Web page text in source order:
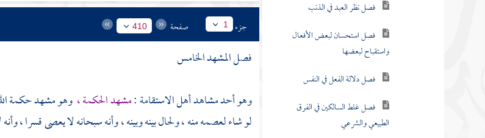
فصل منزلة الاعتصام
فصل منزلة الفرار
فصل منزلة الحزن
جزء 1 صفحة 410
فصل المشهد الخامس
وهو أحد مشاهد أهل الاستقامة :مشهد الحكمة ، وهو مشهد حكمة
لو شاء لعصمه منه ، ولحال بينه وبينه ، وأنه سبحانه لا يعصى قسرا ،